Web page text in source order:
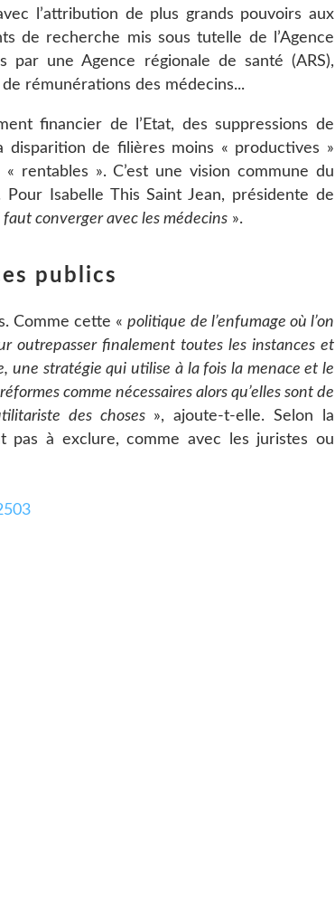
l’attribution de plus grands pouvoirs aux
de recherche mis sous tutelle de l’Agence
par une Agence régionale de santé (ARS),
rémunérations des médecins...
financier de l’Etat, des suppressions de
disparition de filières moins « productives »
rentables ». C’est une vision commune du
Isabelle This Saint Jean, présidente de
converger avec les médecins ».
publics
Comme cette «politique de l’enfumage où l’on
outrepasser finalement toutes les instances et
une stratégie qui utilise à la fois la menace et le
comme nécessaires alors qu’elles sont de
des choses», ajoute-t-elle. Selon la
pas à exclure, comme avec les juristes ou